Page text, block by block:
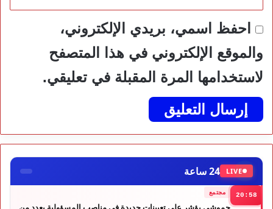
احفظ اسمي، بريدي الإلكتروني،
والموقع الإلكتروني في هذا المتصفح
لاستخدامها المرة المقبلة في تعليقي.
LIVE 24 ساعة
20:58 مجتمع